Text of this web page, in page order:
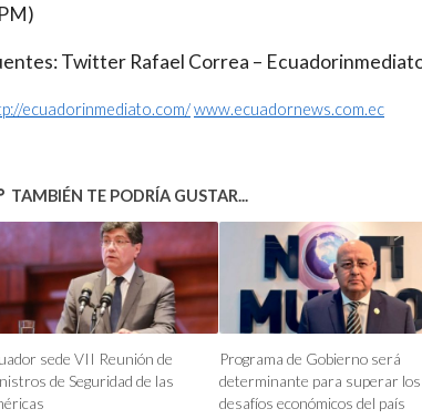
Twitter Rafael Correa –
ecuadorinmediato.com/www.ecuadornews.com.ec
TAMBIÉN TE PODRÍA GUSTAR...
sede VII Reunión de
de Seguridad de las
Programa de Gobierno será
determinante para superar los
desafíos económicos del país